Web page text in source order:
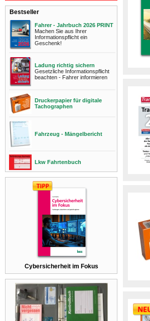
Bestseller
Fahrer - Jahrbuch 2026 PRINT
Machen Sie aus Ihrer
Informationspflicht ein
Geschenk!
Ladung richtig sichern
Gesetzliche Informationspflicht
beachten - Fahrer informieren
Druckerpapier für digitale
Tachographen
Fahrzeug - Mängelbericht
Lkw Fahrtenbuch
Cybersicherheit im Fokus